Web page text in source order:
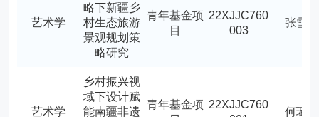
艺术学
略下新疆乡
村生态旅游
景观规划策
略研究
青年基金项
目
22XJJC760
003
张雪坤
艺术学
乡村振兴视
域下设计赋
能南疆非遗
青年基金项 22XJJC760
何璐君